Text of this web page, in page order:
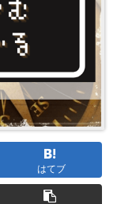
はてブ